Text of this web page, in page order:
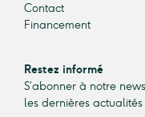
Contact
Financement
Restez informé
S’abonner à notre
les dernières